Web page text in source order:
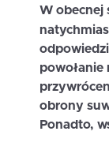
W obecnej
powołanie
obrony
Ponadto,